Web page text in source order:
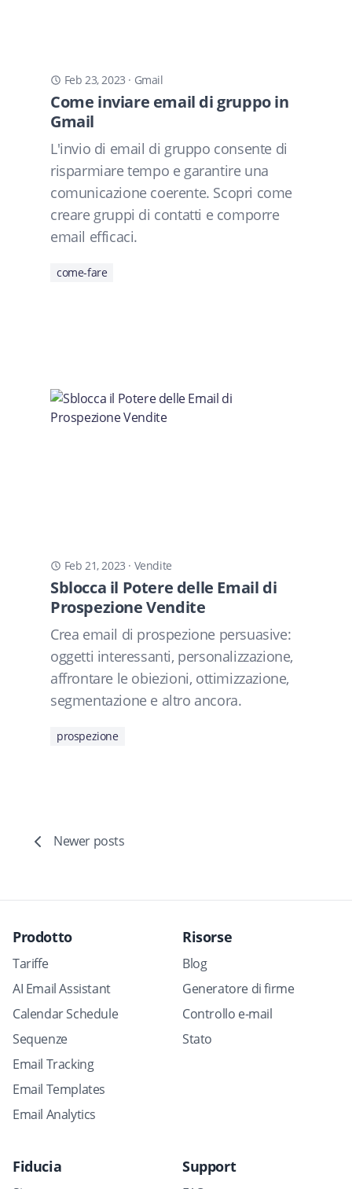
Feb 23, 2023 · Gmail
Come inviare email di gruppo in
Gmail
L'invio di email di gruppo consente di
risparmiare tempo e garantire una
comunicazione coerente. Scopri come
creare gruppi di contatti e comporre
email efficaci.
come-fare
Feb 21, 2023 · Vendite
Sblocca il Potere delle Email di
Prospezione Vendite
Crea email di prospezione persuasive:
oggetti interessanti, personalizzazione,
affrontare le obiezioni, ottimizzazione,
segmentazione e altro ancora.
prospezione
Newer posts
Prodotto
Tariffe
AI Email Assistant
Calendar Schedule
Sequenze
Email Tracking
Email Templates
Email Analytics
Risorse
Blog
Generatore di firme
Controllo e-mail
Stato
Fiducia Support